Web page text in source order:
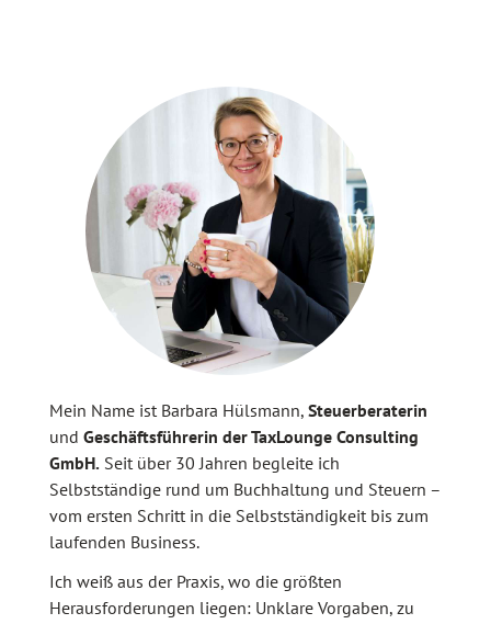
Mein Name ist Barbara Hülsmann, Steuerberaterin
und Geschäftsführerin der TaxLounge Consulting
GmbH.Seit über 30 Jahren begleite ich
Selbstständige rund um Buchhaltung und Steuern –
vom ersten Schritt in die Selbstständigkeit bis zum
laufenden Business.
Ich weiß aus der Praxis, wo die größten
Herausforderungen liegen: Unklare Vorgaben, zu